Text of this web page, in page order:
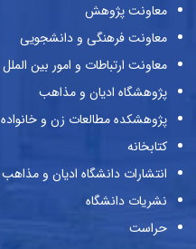
معاونت پژوهش
معاونت فرهنگی و دانشجویی
معاونت ارتباطات و امور بین الملل
پژوهشگاه ادیان و مذاهب
پژوهشکده مطالعات زن و خانواده
کتابخانه
انتشارات دانشگاه ادیان و مذاهب
نشریات دانشگاه
حراست